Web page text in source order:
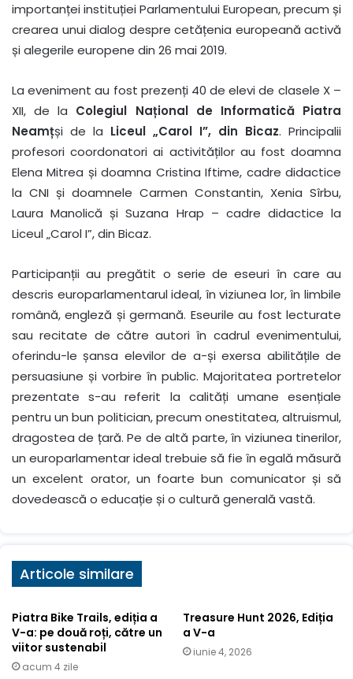
importanței instituției Parlamentului European, precum și
crearea unui dialog despre cetățenia europeană activă
și alegerile europene din 26 mai 2019.
La eveniment au fost prezenți 40 de elevi de clasele X –
XII, de la Colegiul Național de Informatică Piatra
Neamțși de la Liceul „Carol I”, din Bicaz. Principalii
profesori coordonatori ai activităților au fost doamna
Elena Mitrea și doamna Cristina Iftime, cadre didactice
la CNI și doamnele Carmen Constantin, Xenia Sîrbu,
Laura Manolică și Suzana Hrap – cadre didactice la
Liceul „Carol I”, din Bicaz.
Participanții au pregătit o serie de eseuri în care au
descris europarlamentarul ideal, în viziunea lor, în limbile
română, engleză și germană. Eseurile au fost lecturate
sau recitate de către autori în cadrul evenimentului,
oferindu-le șansa elevilor de a-și exersa abilitățile de
persuasiune și vorbire în public. Majoritatea portretelor
prezentate s-au referit la calități umane esențiale
pentru un bun politician, precum onestitatea, altruismul,
dragostea de țară. Pe de altă parte, în viziunea tinerilor,
un europarlamentar ideal trebuie să fie în egală măsură
un excelent orator, un foarte bun comunicator și să
dovedească o educație și o cultură generală vastă.
Articole similare
Piatra Bike Trails, ediția a
V-a: pe două roți, către un
viitor sustenabil
acum 4 zile
Treasure Hunt 2026, Ediția
a V-a
iunie 4, 2026